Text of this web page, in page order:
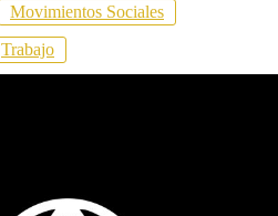
Movimientos Sociales
Trabajo